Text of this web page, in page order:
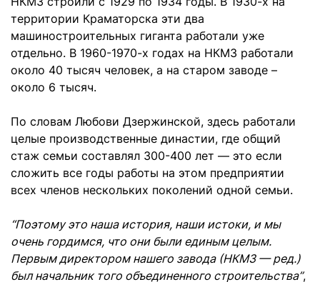
территории Краматорска эти два
машиностроительных гиганта работали уже
отдельно. В 1960-1970-х годах на НКМЗ работали
около 40 тысяч человек, а на старом заводе –
около 6 тысяч.
По словам Любови Дзержинской, здесь работали
целые производственные династии, где общий
стаж семьи составлял 300-400 лет — это если
сложить все годы работы на этом предприятии
всех членов нескольких поколений одной семьи.
“Поэтому это наша история, наши истоки, и мы
очень гордимся, что они были единым целым.
Первым директором нашего завода (НКМЗ — ред.)
был начальник того объединенного строительства”,